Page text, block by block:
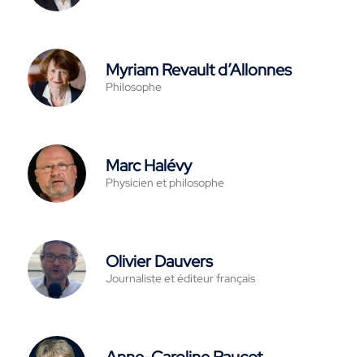
Myriam Revault d’Allonnes
Philosophe
Marc Halévy
Physicien et philosophe
Olivier Dauvers
Journaliste et éditeur français